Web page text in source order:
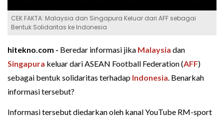
CEK FAKTA: Malaysia dan Singapura Keluar dari AFF sebagai
Bentuk Solidaritas ke Indonesia
hitekno.com - Beredar informasi jika Malaysia dan
Singapura keluar dari ASEAN Football Federation (AFF)
sebagai bentuk solidaritas terhadap Indonesia. Benarkah
informasi tersebut?
Informasi tersebut diedarkan oleh kanal YouTube RM-sport